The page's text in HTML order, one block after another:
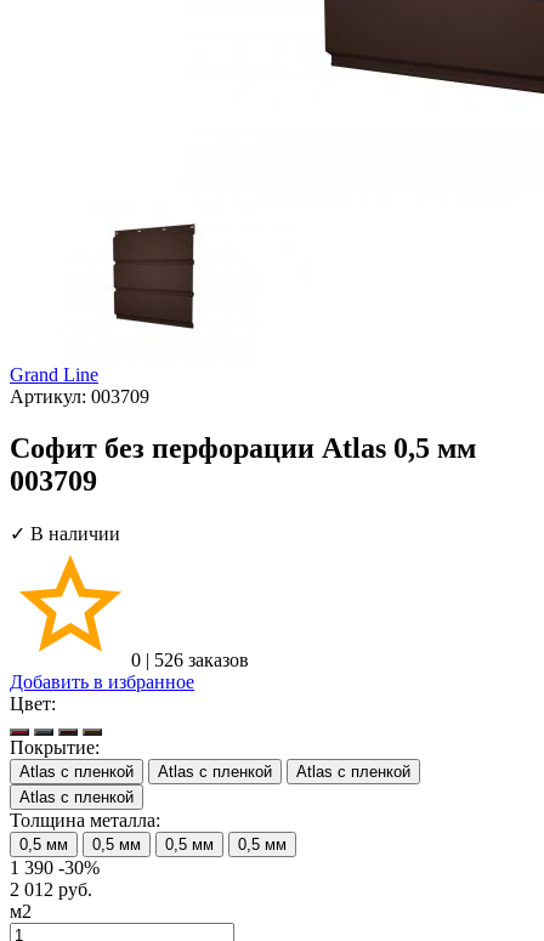
Grand Line
Артикул: 003709
Софит без перфорации Atlas 0,5 мм
003709
✓ В наличии
0 | 526 заказов
Добавить в избранное
Цвет:
Покрытие:
Atlas с пленкой Atlas с пленкой
Atlas с пленкой
Atlas с пленкой
Толщина металла:
0,5 мм 0,5 мм 0,5 мм 0,5 мм
1 390 -30%
2 012 руб.
м2